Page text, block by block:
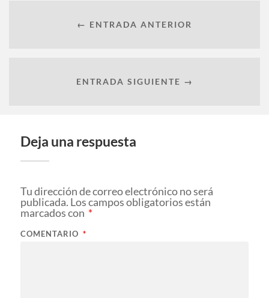
← ENTRADA ANTERIOR
ENTRADA SIGUIENTE →
Deja una respuesta
Tu dirección de correo electrónico no será
publicada. Los campos obligatorios están
marcados con *
COMENTARIO *